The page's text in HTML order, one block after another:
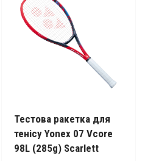
Тестова ракетка для
тенісу Yonex 07 Vcore
98L (285g) Scarlett